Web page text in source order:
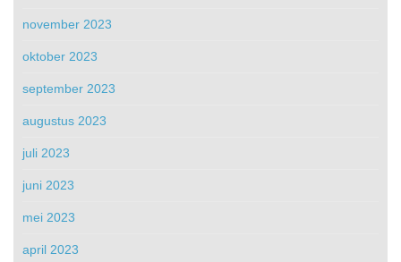
november 2023
oktober 2023
september 2023
augustus 2023
juli 2023
juni 2023
mei 2023
april 2023